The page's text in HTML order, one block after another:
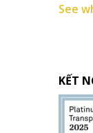
See
KẾT